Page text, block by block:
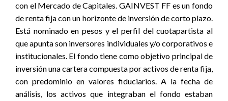
con el Mercado de Capitales. GAINVEST FF es un fondo
de renta fija con un horizonte de inversión de corto plazo.
Está nominado en pesos y el perfil del cuotapartista al
que apunta son inversores individuales y/o corporativos e
institucionales. El fondo tiene como objetivo principal de
inversión una cartera compuesta por activos de renta fija,
con predominio en valores fiduciarios. A la fecha de
análisis, los activos que integraban el fondo estaban